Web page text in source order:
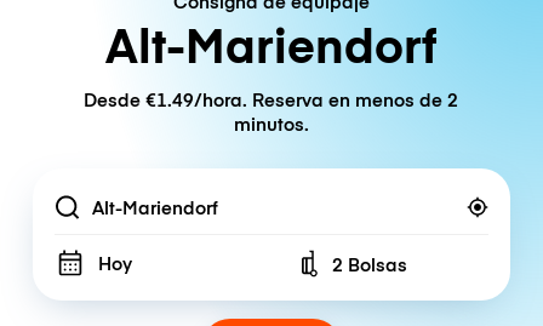
Alt-Mariendorf
Desde €1.49/hora. Reserva en menos de 2
minutos.
Location
Hoy Number of bags
2 Bolsas